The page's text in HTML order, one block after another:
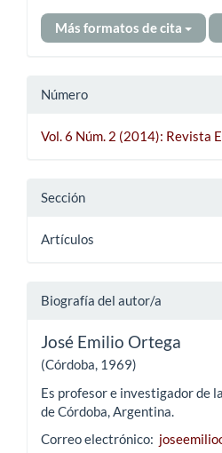
Más formatos de cita
Número
Vol. 6 Núm. 2 (2014): Revista
Sección
Artículos
Biografía del autor/a
José Emilio Ortega
(Córdoba, 1969)
Es profesor e investigador de
de Córdoba, Argentina.
Correo electrónico: